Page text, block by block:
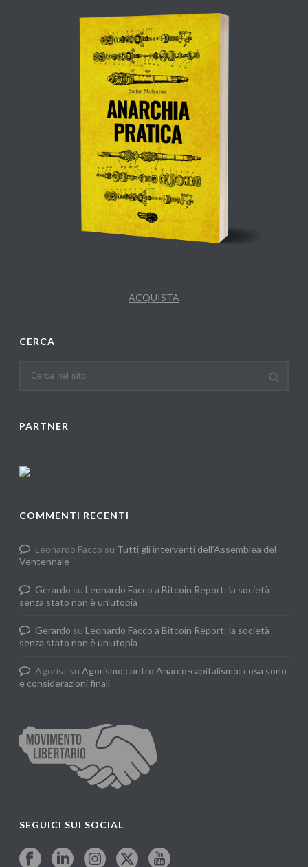
ACQUISTA
CERCA
PARTNER
COMMENTI RECENTI
Leonardo Facco su Tutti gli interventi dell’Assemblea del
Ventennale
Gerardo su Leonardo Facco a Bitcoin Report: la società
senza stato non è un’utopia
Gerardo su Leonardo Facco a Bitcoin Report: la società
senza stato non è un’utopia
Agorist suAgorismo contro Anarco-capitalismo: cosa sono
e considerazioni finali
SEGUICI SUI SOCIAL